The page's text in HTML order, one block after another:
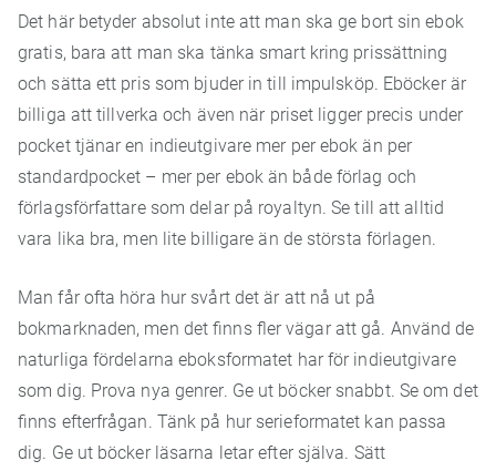
Det här betyder absolut inte att man ska ge bort sin ebok
gratis, bara att man ska tänka smart kring prissättning
och sätta ett pris som bjuder in till impulsköp. Eböcker är
billiga att tillverka och även när priset ligger precis under
pocket tjänar en indieutgivare mer per ebok än per
standardpocket – mer per ebok än både förlag och
förlagsförfattare som delar på royaltyn. Se till att alltid
vara lika bra, men lite billigare än de största förlagen.
Man får ofta höra hur svårt det är att nå ut på
bokmarknaden, men det finns fler vägar att gå. Använd de
naturliga fördelarna eboksformatet har för indieutgivare
som dig. Prova nya genrer. Ge ut böcker snabbt. Se om det
finns efterfrågan. Tänk på hur serieformatet kan passa
dig. Ge ut böcker läsarna letar efter själva. Sätt